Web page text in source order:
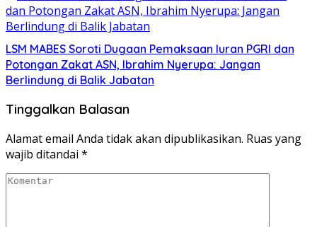
LSM MABES Soroti Dugaan Pemaksaan Iuran PGRI dan
Potongan Zakat ASN, Ibrahim Nyerupa: Jangan
Berlindung di Balik Jabatan
Tinggalkan Balasan
Alamat email Anda tidak akan dipublikasikan. Ruas yang
wajib ditandai *